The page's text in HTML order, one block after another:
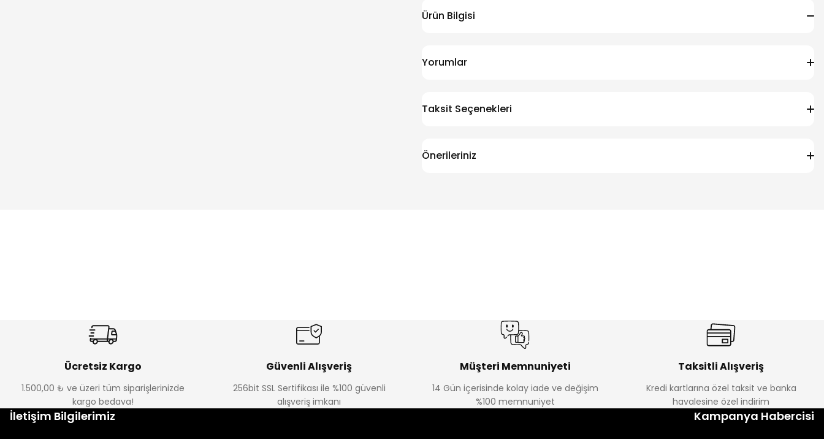
Ürün Bilgisi
Yorumlar
Taksit Seçenekleri
Önerileriniz
Ücretsiz Kargo
1.500,00 ₺ ve üzeri tüm siparişlerinizde
kargo bedava!
Güvenli Alışveriş
256bit SSL Sertifikası ile %100 güvenli
alışveriş imkanı
Müşteri Memnuniyeti
14 Gün içerisinde kolay iade ve değişim
%100 memnuniyet
Taksitli Alışveriş
Kredi kartlarına özel taksit ve banka
havalesine özel indirim
İletişim Bilgilerimiz Kampanya Habercisi